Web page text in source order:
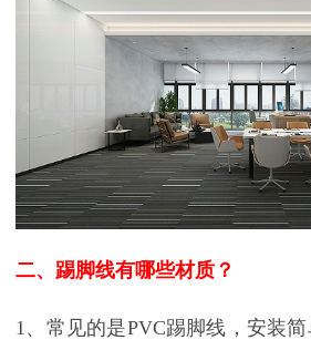
二、踢脚线有哪些材质？
1、常见的是PVC踢脚线 ， 安装简